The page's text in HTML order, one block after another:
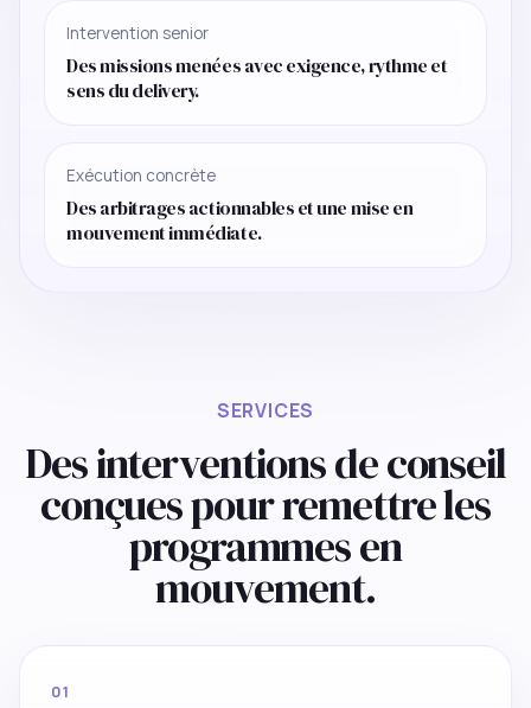
Intervention senior
Des missions menées avec exigence, rythme et
sens du delivery.
Exécution concrète
Des arbitrages actionnables et une mise en
mouvement immédiate.
SERVICES
Des interventions de conseil
conçues pour remettre les
programmes en
mouvement.
01